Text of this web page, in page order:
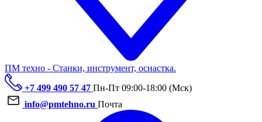
ПМ техно - Станки, инструмент, оснастка.
+7 499 490 57 47 Пн-Пт 09:00-18:00 (Мск)
info@pmtehno.ru Почта